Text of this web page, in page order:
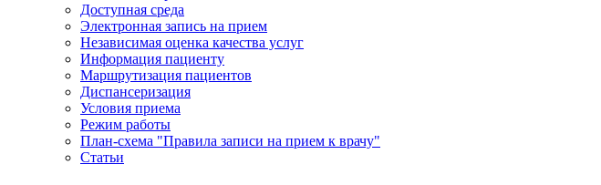
Доступная среда
Электронная запись на прием
Независимая оценка качества услуг
Информация пациенту
Маршрутизация пациентов
Диспансеризация
Условия приема
Режим работы
План-схема "Правила записи на прием к врачу"
Статьи